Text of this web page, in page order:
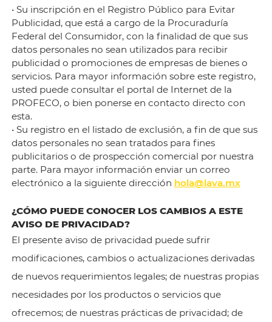
• Su inscripción en el Registro Público para Evitar
Publicidad, que está a cargo de la Procuraduría
Federal del Consumidor, con la finalidad de que sus
datos personales no sean utilizados para recibir
publicidad o promociones de empresas de bienes o
servicios. Para mayor información sobre este registro,
usted puede consultar el portal de Internet de la
PROFECO, o bien ponerse en contacto directo con
esta.
• Su registro en el listado de exclusión, a fin de que sus
datos personales no sean tratados para fines
publicitarios o de prospección comercial por nuestra
parte. Para mayor información enviar un correo
electrónico a la siguiente dirección hola@lava.mx
¿CÓMO PUEDE CONOCER LOS CAMBIOS A ESTE
AVISO DE PRIVACIDAD?
El presente aviso de privacidad puede sufrir
modificaciones, cambios o actualizaciones derivadas
de nuevos requerimientos legales; de nuestras propias
necesidades por los productos o servicios que
ofrecemos; de nuestras prácticas de privacidad; de